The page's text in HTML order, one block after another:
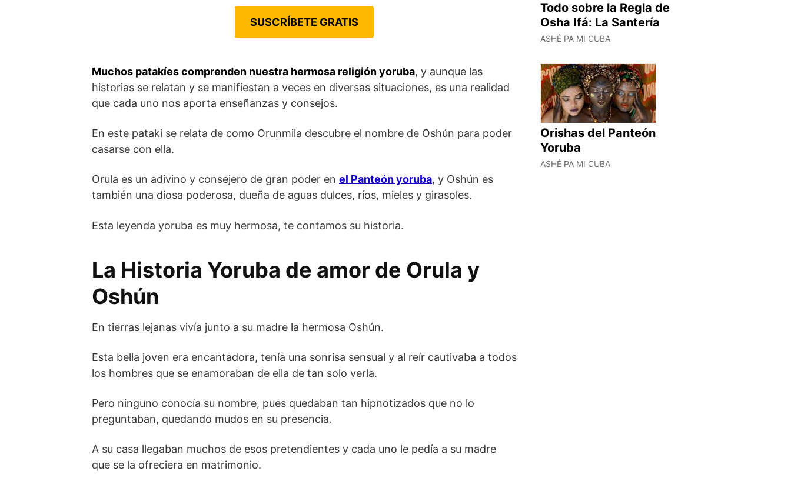
SUSCRÍBETE GRATIS
Muchos patakíes comprenden nuestra hermosa religión yoruba, y aunque las
historias se relatan y se manifiestan a veces en diversas situaciones, es una realidad
que cada uno nos aporta enseñanzas y consejos.
En este pataki se relata de como Orunmila descubre el nombre de Oshún para poder
casarse con ella.
Orula es un adivino y consejero de gran poder en el Panteón yoruba, y Oshún es
también una diosa poderosa, dueña de aguas dulces, ríos, mieles y girasoles.
Esta leyenda yoruba es muy hermosa, te contamos su historia.
La Historia Yoruba de amor de Orula y
Oshún
En tierras lejanas vivía junto a su madre la hermosa Oshún.
Esta bella joven era encantadora, tenía una sonrisa sensual y al reír cautivaba a todos
los hombres que se enamoraban de ella de tan solo verla.
Pero ninguno conocía su nombre, pues quedaban tan hipnotizados que no lo
preguntaban, quedando mudos en su presencia.
A su casa llegaban muchos de esos pretendientes y cada uno le pedía a su madre
que se la ofreciera en matrimonio.
Todo sobre la Regla de
Osha Ifá: La Santería
ASHÉ PA MI CUBA
Orishas del Panteón
Yoruba
ASHÉ PA MI CUBA